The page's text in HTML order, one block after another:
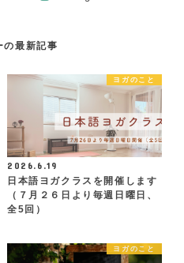
の最新記事
ヨガのこと
2026.6.19
日本語ヨガクラスを開催します
（７月２６日より毎週日曜日、
全5回）
ヨガのこと